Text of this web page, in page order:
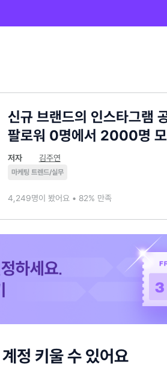
신규 브랜드의 인스타그램
팔로워 0명에서 2000명
저자 김주연
마케팅 트렌드/실무
4,249명이 봤어요 • 82% 만족
정 키울 수 있어요